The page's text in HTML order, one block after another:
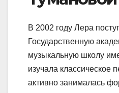
В 2002 году Лера
Государственную
музыкальную школу
изучала классическое
активно занималась